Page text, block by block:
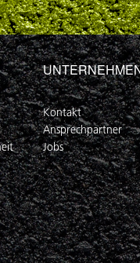
Kontakt
Ansprechpartner
Jobs